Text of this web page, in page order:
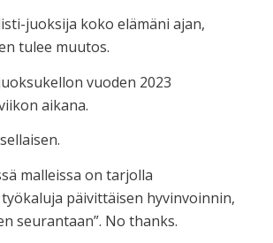
juoksija koko elämäni ajan,
tulee muutos.
vuoden 2023
aikana.
malleissa on tarjolla
päivittäisen hyvinvoinnin,
seurantaan”. No thanks.